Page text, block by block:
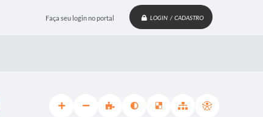
Faça seu login no portal LOGIN / CADASTRO